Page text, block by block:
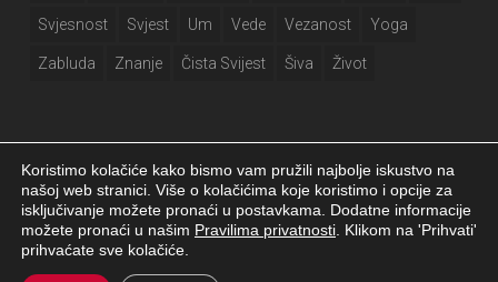
Svjesnost Svjest Um Vede Vezanost Yoga
Zabluda Znanje Čista Svijest Šiva Život
Girija.info 2026 |Izjava o privatnosti|Postavke kolačića|Izrada web
stranice
Koristimo kolačiće kako bismo vam pružili najbolje iskustvo na
našoj web stranici. Više o kolačićima koje koristimo i opcije za
isključivanje možete pronaći u postavkama. Dodatne informacije
možete pronaći u našim Pravilima privatnosti . Klikom na 'Prihvati'
prihvaćate sve kolačiće.